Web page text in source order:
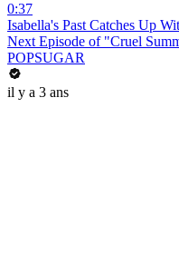
0:37
Isabella's Past Catches Up
Next Episode of "Cruel
POPSUGAR
il y a 3 ans